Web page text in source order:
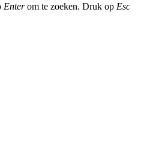
Enterom te zoeken. Druk op Esc